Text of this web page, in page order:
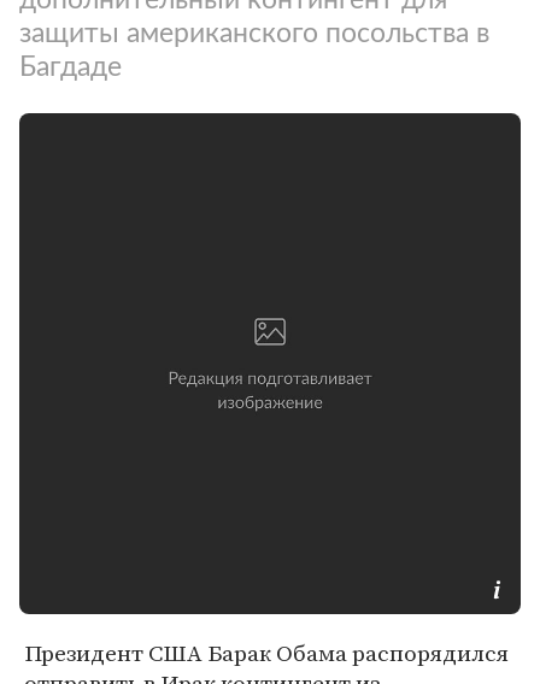
защиты американского посольства в
Багдаде
Президент США Барак Обама распорядился